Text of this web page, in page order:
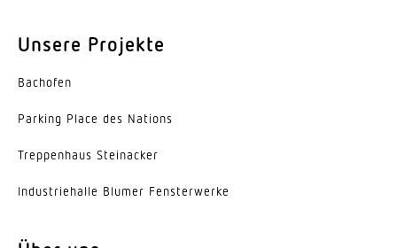
Mit Bewegungsmelder
Ja
Öffnungswinkel
Ja
segmentweise Ausblendung
Unsere Projekte
Bachofen
Parking Place des Nations
Trep­penhaus Steinacker
Indus­trie­halle Blumer Fensterwerke